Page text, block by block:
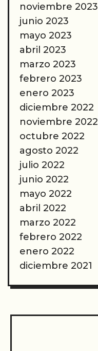
noviembre 2023
junio 2023
mayo 2023
abril 2023
marzo 2023
febrero 2023
enero 2023
diciembre 2022
noviembre 2022
octubre 2022
agosto 2022
julio 2022
junio 2022
mayo 2022
abril 2022
marzo 2022
febrero 2022
enero 2022
diciembre 2021